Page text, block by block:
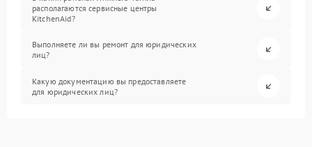
располагаются сервисные центры
KitchenAid?
Выполняете ли вы ремонт для юридических
лиц?
Какую документацию вы предоставляете
для юридических лиц?